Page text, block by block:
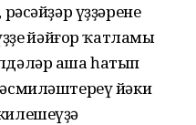
үҙҙәренең
йәйғор ҡатламы
аша һатып
йәки